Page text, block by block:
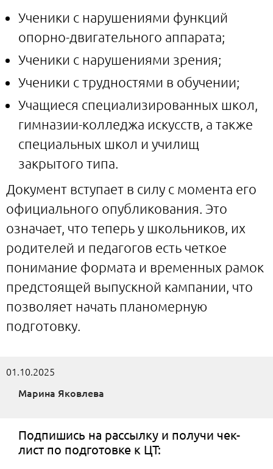
Ученики с нарушениями функций
опорно-двигательного аппарата;
Ученики с нарушениями зрения;
Ученики с трудностями в обучении;
Учащиеся специализированных школ,
гимназии-колледжа искусств, а также
специальных школ и училищ
закрытого типа.
Документ вступает в силу с момента его
официального опубликования. Это
означает, что теперь у школьников, их
родителей и педагогов есть четкое
понимание формата и временных рамок
предстоящей выпускной кампании, что
позволяет начать планомерную
подготовку.
01.10.2025
Марина Яковлева
Подпишись на рассылку и получи чек-
лист по подготовке к ЦТ: